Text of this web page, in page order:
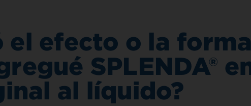
el efecto o la
SPLENDA®
al líquido?